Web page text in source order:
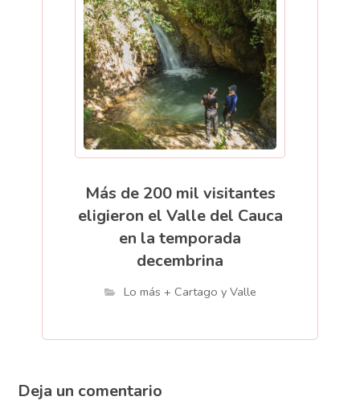
Más de 200 mil visitantes
eligieron el Valle del Cauca
en la temporada
decembrina
Lo más + Cartago y Valle
Deja un comentario